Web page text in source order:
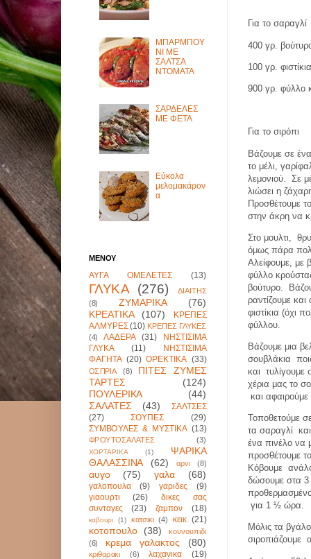
Για το σαραγλί
400 γρ.
100 γρ.
900 γρ. φύλλο
Για το σιρόπι
Βάζουμε σε
το μέλι,
λεμονιού.
Σε
λιώσει η
Προσθέτουμε
στην άκρη να
Στο μουλτι,
όμως πάρα
Αλείφουμε, με
φύλλο
βούτυρο.
ραντίζουμε
φιστίκια (όχι
φύλλου.
Βάζουμε μια
σουβλάκια
και
χέρια μας το
και
Τοποθετούμε
τα σαραγλί και
ένα πινέλο να
προσθέτουμε
Κόβουμε
δώσουμε στα 3
για 1 ½ ώρα.
Μόλις τα
σιροπιάζουμε
ΜΠΑΡΜΠΟΥ
ΝΙ ΜΕ
ΣΑΛΤΣΑ
ΝΤΟΜΑΤΑ
ΣΑΡΔΕΛΕΣ
ΜΕ ΦΕΤΑ
Εύκολα
μελομακάρον
α
ΜΕΝΟΥ
ΑΥΓΑ ΟΜΕΛΕΤΕΣ (13)
ΓΛΥΚΑ (276)
ΔΙΑΙΤΗΣ
(8)
ΖΥΜΑΡΙΚΑ
(76)
ΚΡΕΑΤΙΚΑ
(107)
ΚΡΕΠΕΣ
ΑΛΜΥΡΕΣ (10) ΚΡΕΠΕΣ ΓΛΥΚΕΣ
(4)
ΛΑΔΕΡΑ (31)
ΝΗΣΤΙΣΙΜΑ
ΓΛΥΚΑ
(11)
ΝΗΣΤΙΣΙΜΑ
ΦΑΓΗΤΑ (20) ΟΡΕΚΤΙΚΑ (33)
ΟΣΠΡΙΑ (8)
ΠΙΤΕΣ ΖΥΜΕΣ
ΤΑΡΤΕΣ
(124)
ΠΟΥΛΕΡΙΚΑ
(44)
ΣΑΛΑΤΕΣ
(43)
ΣΑΛΤΣΕΣ
(27)
ΣΟΥΠΕΣ
(29)
ΣΥΜΒΟΥΛΕΣ & ΜΥΣΤΙΚΑ (13)
ΦΡΟΥΤΟΣΑΛΑΤΕΣ (3)
ΧΟΡΤΑΡΙΚΑ (1)
ΨΑΡΙΚΑ
ΘΑΛΑΣΣΙΝΑ
(62) αρνι (8)
αυγο (75) γαλα (68)
γαλοπουλα (9) γαριδες
(9)
γιαουρτι
(26)
δικες σας
συνταγες
(23) ζαμπον (18)
καβουρι (1) κατσικι (4) κεικ (21)
κοτοπουλο (38)
κουνουπιδι
(6)
κρεμα γαλακτος (80)
κριθαρακι (6) λαχανικα
(19)